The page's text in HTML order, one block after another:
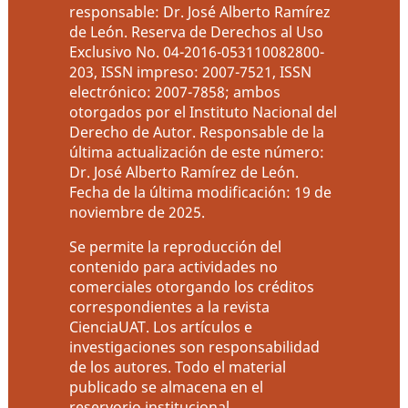
responsable: Dr. José Alberto Ramírez
de León. Reserva de Derechos al Uso
Exclusivo No. 04-2016-053110082800-
203, ISSN impreso: 2007-7521, ISSN
electrónico: 2007-7858; ambos
otorgados por el Instituto Nacional del
Derecho de Autor. Responsable de la
última actualización de este número:
Dr. José Alberto Ramírez de León.
Fecha de la última modificación: 19 de
noviembre de 2025.
Se permite la reproducción del
contenido para actividades no
comerciales otorgando los créditos
correspondientes a la revista
CienciaUAT. Los artículos e
investigaciones son responsabilidad
de los autores. Todo el material
publicado se almacena en el